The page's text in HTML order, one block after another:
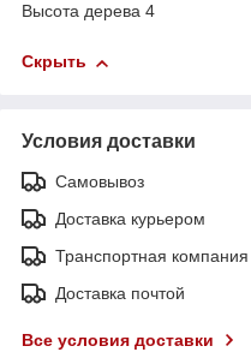
Высота дерева 4
Скрыть
Условия доставки
Самовывоз
Доставка курьером
Транспортная компания
Доставка почтой
Все условия доставки